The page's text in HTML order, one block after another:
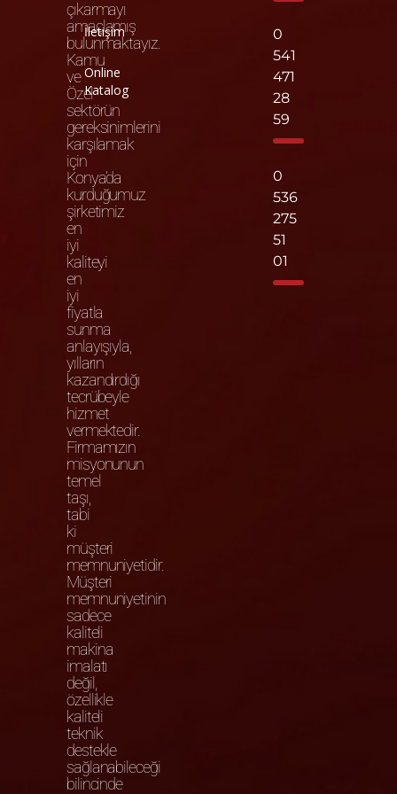
çıkarmayı
amaçlamış
bulunmaktayız.
Kamu
ve
Özel
sektörün
gereksinimlerini
karşılamak
için
Konya’da
kurduğumuz
şirketimiz
en
iyi
kaliteyi
en
iyi
fiyatla
sunma
anlayışıyla,
yılların
kazandırdığı
tecrübeyle
hizmet
vermektedir.
Firmamızın
misyonunun
temel
taşı,
tabi
ki
müşteri
memnuniyetidir.
Müşteri
memnuniyetinin
sadece
kaliteli
makina
imalatı
değil,
özellikle
kaliteli
teknik
destekle
sağlanabileceği
bilincinde
İletişim
Online
Katalog
0
541
471
28
59
0
536
275
51
01